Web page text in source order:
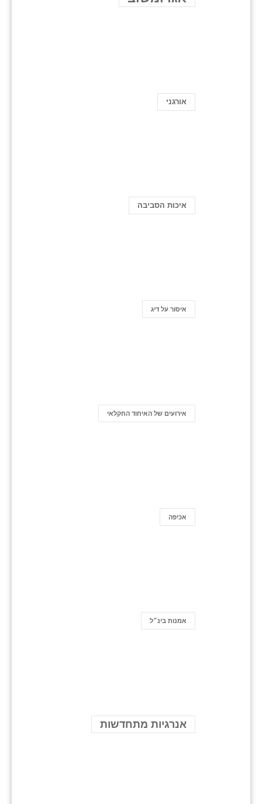
אורגני
איכות הסביבה
איסור על דיג
אירועים של האיחוד החקלאי
אכיפה
אמנות בינ״ל
אנרגיות מתחדשות